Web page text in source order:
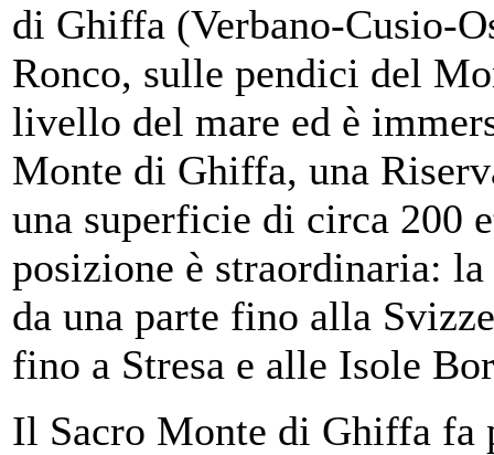
di Ghiffa (Verbano-Cusio-
Ronco, sulle pendici del
livello del mare ed è
Monte di Ghiffa, una
una superficie di circa 200
posizione è straordinaria:
da una parte fino alla
fino a Stresa e alle Isole
Il Sacro Monte di Ghiffa fa